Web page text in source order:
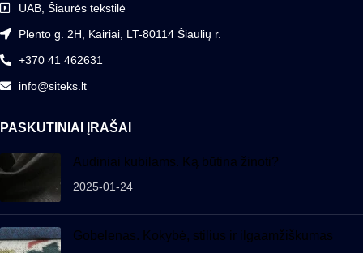
UAB, Šiaurės tekstilė
Plento g. 2H, Kairiai, LT-80114 Šiaulių r.
+370 41 462631
info@siteks.lt
PASKUTINIAI ĮRAŠAI
Audiniai kubilams. Ką būtina žinoti?
2025-01-24
Gobelenas. Kokybė, stilius ir ilgaamžiškumas